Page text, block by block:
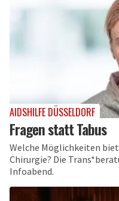
AIDSHILFE DÜSSELDORF
Fragen statt Tabus
Welche Möglichkeiten
Chirurgie? Die
Infoabend.